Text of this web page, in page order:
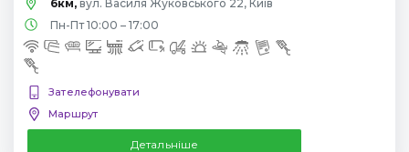
6км, вул. Василя Жуковського 22, Київ
Пн-Пт 10:00 – 17:00
Зателефонувати
Маршрут
Детальніше